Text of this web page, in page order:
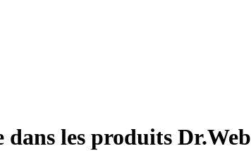
les produits Dr.Web